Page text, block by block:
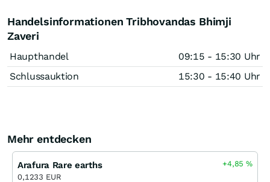
Handelsinformationen Tribhovandas Bhimji
Zaveri
Haupthandel
09:15 - 15:30 Uhr
Schlussauktion
15:30 - 15:40 Uhr
Mehr entdecken
Arafura Rare earths
0,1233 EUR
+4,85%